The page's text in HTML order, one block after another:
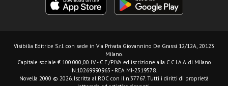
Visibilia Editrice S.r.l. con sede in Via Privata Giovannino De Grassi 12/12A, 20123
Milano.
Capitale sociale € 100.000,00 I.V. - C.F./P.IVA ed iscrizione alla C.C.I.A.A. di Milano
N.10269990965 - REA MI-2519578.
Novella 2000 © 2026. Iscritta al ROC con il n.37767. Tutti i diritti di proprietà